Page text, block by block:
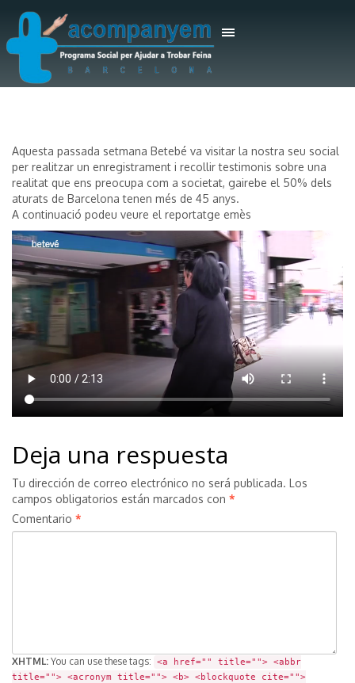
Aquesta passada setmana Betebé va visitar la nostra seu social
per realitzar un enregistrament i recollir testimonis sobre una
realitat que ens preocupa com a societat, gairebe el 50% dels
aturats de Barcelona tenen més de 45 anys.
A continuació podeu veure el reportatge emès
Deja una respuesta
Tu dirección de correo electrónico no será publicada. Los
campos obligatorios están marcados con *
Comentario *
XHTML: You can use these tags:
<a href="" title=""> <abbr
title=""> <acronym title=""> <b> <blockquote cite="">